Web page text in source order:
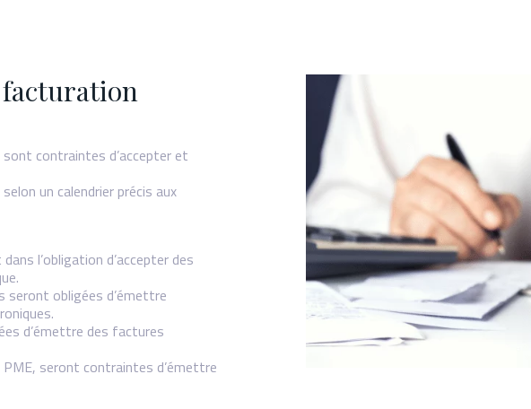
facturation
contraintes d’accepter et
un calendrier précis aux
l’obligation d’accepter des
seront obligées d’émettre
d’émettre des factures
seront contraintes d’émettre